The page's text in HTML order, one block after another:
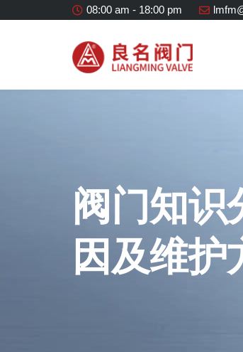
08:00 am - 18:00 pm
阀门知识
因及维护